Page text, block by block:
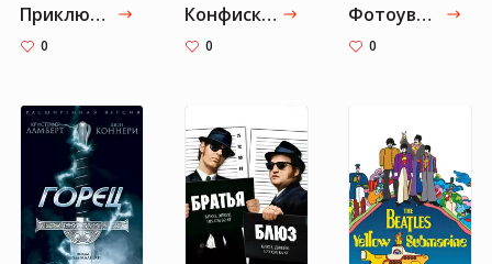
Приключения барона Мюнхгаузена
0
Конфискатор
0
Фотоувеличение
0